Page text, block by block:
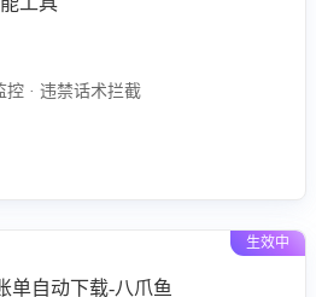
控 · 违禁话术拦截
生效中
单自动下载-八爪鱼